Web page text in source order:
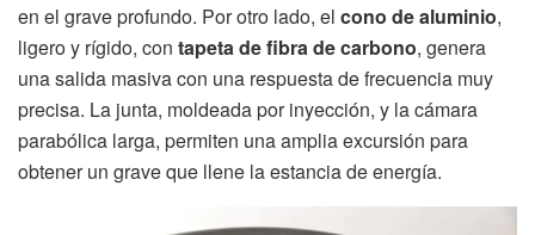
en el grave profundo. Por otro lado, el cono de aluminio,
ligero y rígido, con tapeta de fibra de carbono, genera
una salida masiva con una respuesta de frecuencia muy
precisa. La junta, moldeada por inyección, y la cámara
parabólica larga, permiten una amplia excursión para
obtener un grave que llene la estancia de energía.